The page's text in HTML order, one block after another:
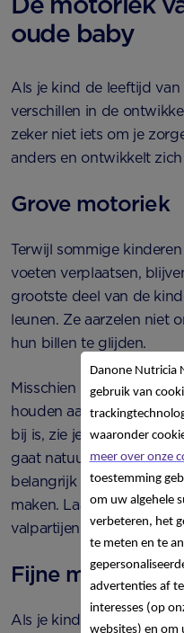
oude baby
Als je kind de leeftijd van
verschillen in de
zeker niet iets om je
anders en ontwikkelt
Grove motoriek
Terwijl sommige
voeten verplaatsen,
grootste deel van de
leunen. Ze aarzelen niet
hun billen te glijden.
Misschien kan je kindje
houden aan meubels of
bij is, zie je soms alleen
gaat natuurlijk samen
belangrijk om op te
maken. Laat hem de tijd
valpartijen leert hij.
Fijne motoriek
Als je kind 12 maanden
Danone Nutricia
gebruik van
waaronder
meer over onze
toestemming
om uw algehele
verbeteren, het
te meten en te
advertenties af
interesses (op
websites) en om